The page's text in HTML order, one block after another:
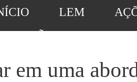
LEM
DE
em uma